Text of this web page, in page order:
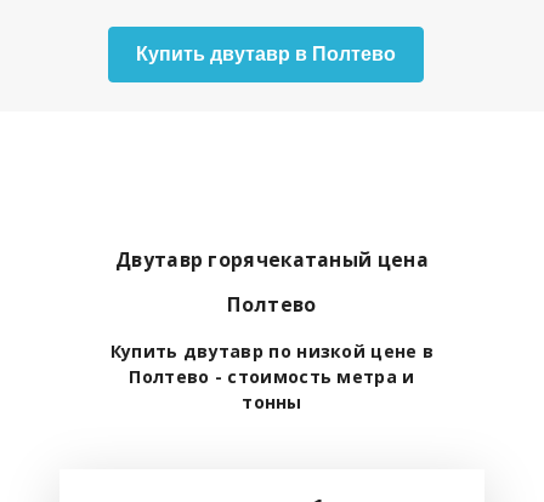
Купить двутавр в Полтево
Двутавр горячекатаный цена
Полтево
Купить двутавр по низкой цене в
Полтево - стоимость метра и
тонны